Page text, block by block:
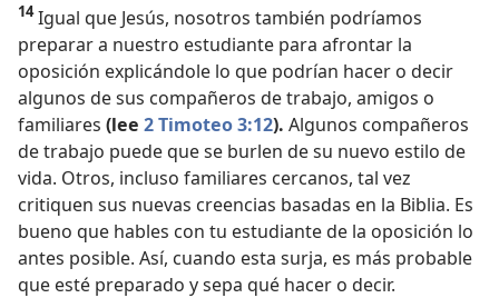
14Igual que Jesús, nosotros también podríamos
preparar a nuestro estudiante para afrontar la
oposición explicándole lo que podrían hacer o decir
algunos de sus compañeros de trabajo, amigos o
familiares (lee 2 Timoteo 3:12). Algunos compañeros
de trabajo puede que se burlen de su nuevo estilo de
vida. Otros, incluso familiares cercanos, tal vez
critiquen sus nuevas creencias basadas en la Biblia. Es
bueno que hables con tu estudiante de la oposición lo
antes posible. Así, cuando esta surja, es más probable
que esté preparado y sepa qué hacer o decir.